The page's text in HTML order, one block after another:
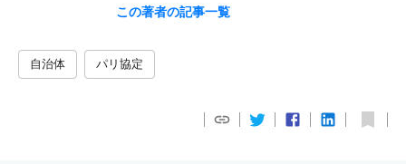
この著者の記事一覧
自治体 パリ協定